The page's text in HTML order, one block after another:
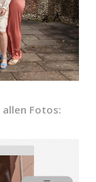
Fotos: